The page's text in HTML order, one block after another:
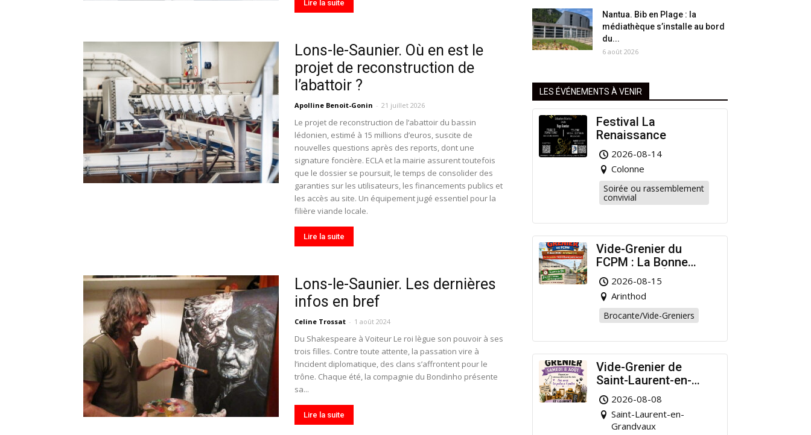
Lire la suite
Lons-le-Saunier. Où en est le
projet de reconstruction de
l’abattoir ?
Apolline Benoit-Gonin - 21 juillet 2026
Le projet de reconstruction de l’abattoir du bassin
lédonien, estimé à 15 millions d’euros, suscite de
nouvelles questions après des reports, dont une
signature foncière. ECLA et la mairie assurent toutefois
que le dossier se poursuit, le temps de consolider des
garanties sur les utilisateurs, les financements publics et
les accès au site. Un équipement jugé essentiel pour la
filière viande locale.
Lire la suite
Lons-le-Saunier. Les dernières
infos en bref
Celine Trossat - 1 août 2024
Du Shakespeare à Voiteur Le roi lègue son pouvoir à ses
trois filles. Contre toute attente, la passation vire à
l’incident diplomatique, des clans s’affrontent pour le
trône. Chaque été, la compagnie du Bondinho présente
sa...
Lire la suite
Nantua. Bib en Plage : la
médiathèque s’installe au bord
du...
6 août 2026
LES ÉVÉNEMENTS À VENIR
Festival La
Renaissance
2026-08-14
Colonne
Soirée ou rassemblement
convivial
Vide-Grenier du
FCPM : La Bonne
Affaire de l’Été à
Arinthod !
2026-08-15
Arinthod
Brocante/Vide-Greniers
Vide-Grenier de
Saint-Laurent-en-
Grandvaux : Venez
chiner pour la bonne
cause !
2026-08-08
Saint-Laurent-en-
Grandvaux